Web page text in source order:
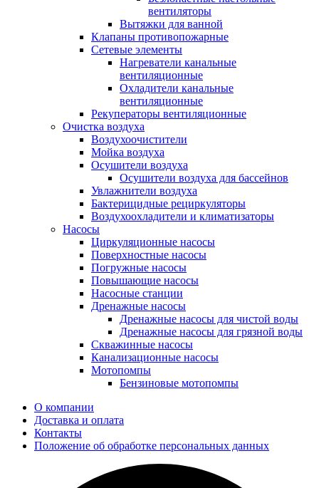
вентиляторы
Вытяжки для ванной
Клапаны противопожарные
Сетевые элементы
Нагреватели канальные
вентиляционные
Охладители канальные
вентиляционные
Рекуператоры вентиляционные
Очистка воздуха
Воздухоочистители
Мойка воздуха
Осушители воздуха
Осушители воздуха для бассейнов
Увлажнители воздуха
Бактерицидные рециркуляторы
Воздухоохладители и климатизаторы
Насосы
Циркуляционные насосы
Поверхностные насосы
Погружные насосы
Повышающие насосы
Насосные станции
Дренажные насосы
Дренажные насосы для чистой воды
Дренажные насосы для грязной воды
Скважинные насосы
Канализационные насосы
Мотопомпы
Бензиновые мотопомпы
О компании
Доставка и оплата
Контакты
Положение об обработке персональных данных